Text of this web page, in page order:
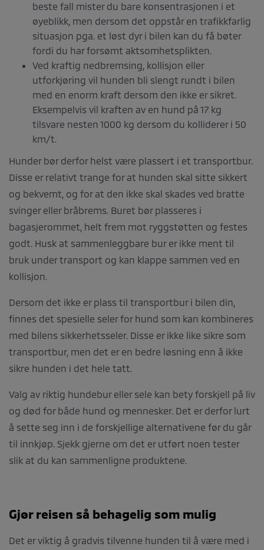
beste fall mister du bare konsentrasjonen i et
øyeblikk, men dersom det oppstår en trafikkfarlig
situasjon pga. et løst dyr i bilen kan du få bøter
fordi du har forsømt aktsomhetsplikten.
Ved kraftig nedbremsing, kollisjon eller
utforkjøring vil hunden bli slengt rundt i bilen
med en enorm kraft dersom den ikke er sikret.
Eksempelvis vil kraften av en hund på 17 kg
tilsvare nesten 1000 kg dersom du kolliderer i 50
km/t.
Hunder bør derfor helst være plassert i et transportbur.
Disse er relativt trange for at hunden skal sitte sikkert
og bekvemt, og for at den ikke skal skades ved bratte
svinger eller bråbrems. Buret bør plasseres i
bagasjerommet, helt frem mot ryggstøtten og festes
godt. Husk at sammenleggbare bur er ikke ment til
bruk under transport og kan klappe sammen ved en
kollisjon.
Dersom det ikke er plass til transportbur i bilen din,
finnes det spesielle seler for hund som kan kombineres
med bilens sikkerhetsseler. Disse er ikke like sikre som
transportbur, men det er en bedre løsning enn å ikke
sikre hunden i det hele tatt.
Valg av riktig hundebur eller sele kan bety forskjell på liv
og død for både hund og mennesker. Det er derfor lurt
å sette seg inn i de forskjellige alternativene før du går
til innkjøp. Sjekk gjerne om det er utført noen tester
slik at du kan sammenligne produktene.
Gjør reisen så behagelig som mulig
Det er viktig å gradvis tilvenne hunden til å være med i